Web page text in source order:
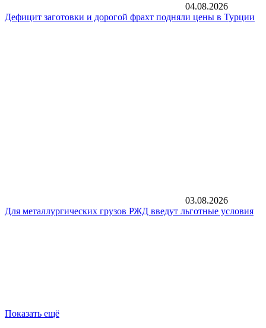
04.08.2026
Дефицит заготовки и дорогой фрахт подняли цены в Турции
03.08.2026
Для металлургических грузов РЖД введут льготные условия
Показать ещё